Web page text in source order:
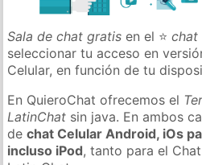
Sala de chat gratis en el ⭐chat
seleccionar tu acceso en
Celular, en función de tu
En QuieroChat ofrecemos el
LatinChat sin java. En ambos
dechat Celular Android, iOs
incluso iPod, tanto para el